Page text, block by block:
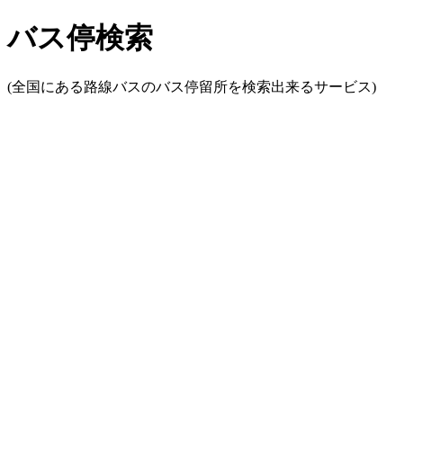
バス停検索
(全国にある路線バスのバス停留所を検索出来るサービス)